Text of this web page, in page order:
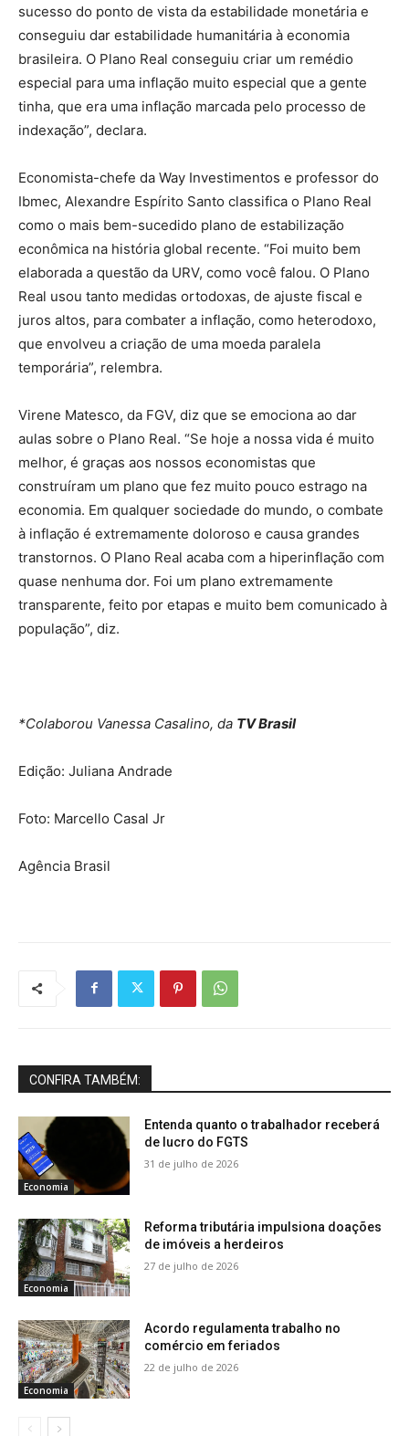
sucesso do ponto de vista da estabilidade monetária e
conseguiu dar estabilidade humanitária à economia
brasileira. O Plano Real conseguiu criar um remédio
especial para uma inflação muito especial que a gente
tinha, que era uma inflação marcada pelo processo de
indexação”, declara.
Economista-chefe da Way Investimentos e professor do
Ibmec, Alexandre Espírito Santo classifica o Plano Real
como o mais bem-sucedido plano de estabilização
econômica na história global recente. “Foi muito bem
elaborada a questão da URV, como você falou. O Plano
Real usou tanto medidas ortodoxas, de ajuste fiscal e
juros altos, para combater a inflação, como heterodoxo,
que envolveu a criação de uma moeda paralela
temporária”, relembra.
Virene Matesco, da FGV, diz que se emociona ao dar
aulas sobre o Plano Real. “Se hoje a nossa vida é muito
melhor, é graças aos nossos economistas que
construíram um plano que fez muito pouco estrago na
economia. Em qualquer sociedade do mundo, o combate
à inflação é extremamente doloroso e causa grandes
transtornos. O Plano Real acaba com a hiperinflação com
quase nenhuma dor. Foi um plano extremamente
transparente, feito por etapas e muito bem comunicado à
população”, diz.
*Colaborou Vanessa Casalino, da TV Brasil
Edição: Juliana Andrade
Foto: Marcello Casal Jr
Agência Brasil
CONFIRA TAMBÉM:
Economia
Entenda quanto o trabalhador receberá
de lucro do FGTS
31 de julho de 2026
Economia
Reforma tributária impulsiona doações
de imóveis a herdeiros
27 de julho de 2026
Economia
Acordo regulamenta trabalho no
comércio em feriados
22 de julho de 2026